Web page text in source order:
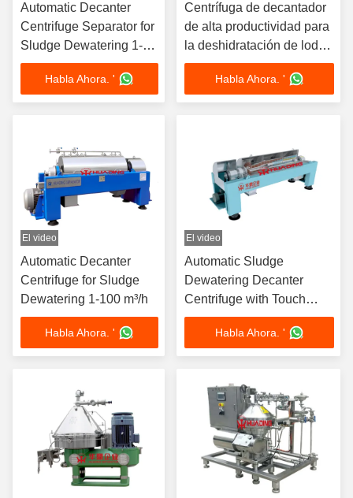
Automatic Decanter
Centrifuge Separator for
Sludge Dewatering 1-
100 m³/h
Habla Ahora. '
Centrífuga de decantador
de alta productividad para
la deshidratación de lodos
1-100 m3/h
Habla Ahora. '
El video
Automatic Decanter
Centrifuge for Sludge
Dewatering 1-100 m³/h
Habla Ahora. '
El video
Automatic Sludge
Dewatering Decanter
Centrifuge with Touch
Screen
Habla Ahora. '